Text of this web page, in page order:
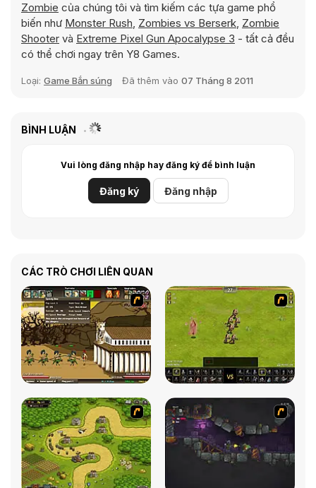
Zombie của chúng tôi và tìm kiếm các tựa game phổ
biến như Monster Rush, Zombies vs Berserk, Zombie
Shooter và Extreme Pixel Gun Apocalypse 3 - tất cả đều
có thể chơi ngay trên Y8 Games.
Loại: Game Bắn súng Đã thêm vào 07 Tháng 8 2011
BÌNH LUẬN
Vui lòng đăng nhập hay đăng ký để bình luận
Đăng ký Đăng nhập
CÁC TRÒ CHƠI LIÊN QUAN